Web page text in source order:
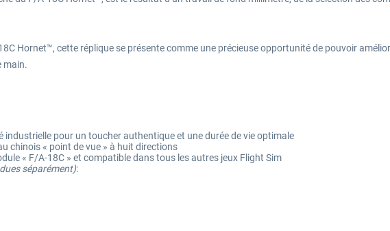
Hornet™, cette réplique se présente comme une précieuse opportunité de pouvoir
main.
pour un toucher authentique et une durée de vie optimale
chinois « point de vue » à huit directions
« F/A-18C » et compatible dans tous les autres jeux Flight Sim
séparément):